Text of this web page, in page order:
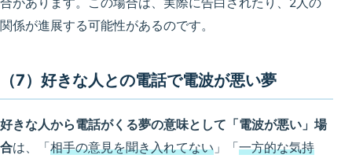
関係が進展する可能性があるのです。
（7）好きな人との電話で電波が悪い夢
好きな人から電話がくる夢の意味として「電波が悪い」場
合は、「相手の意見を聞き入れてない 」「一方的な気持